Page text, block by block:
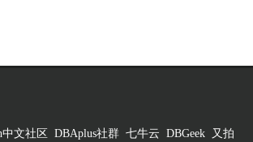
中文社区 DBAplus社群 七牛云 DBGeek
又拍